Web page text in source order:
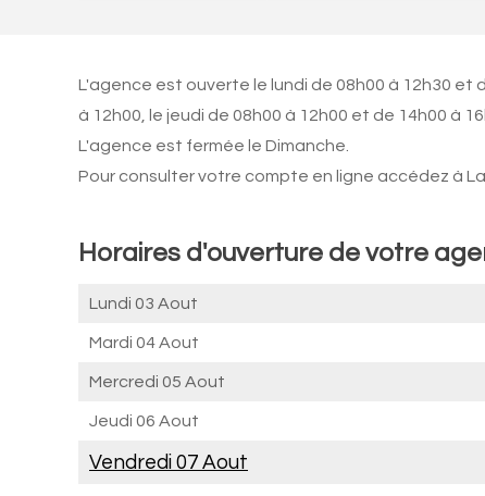
L'agence est ouverte le lundi de 08h00 à 12h30 et
à 12h00, le jeudi de 08h00 à 12h00 et de 14h00 à
L'agence est fermée le Dimanche.
Pour consulter votre compte en ligne accédez à
Horaires d'ouverture de votre
Lundi 03 Aout
Mardi 04 Aout
Mercredi 05 Aout
Jeudi 06 Aout
Vendredi 07 Aout